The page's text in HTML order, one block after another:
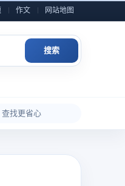
作文 网站地图
搜索
找更省心
分类检索更高效